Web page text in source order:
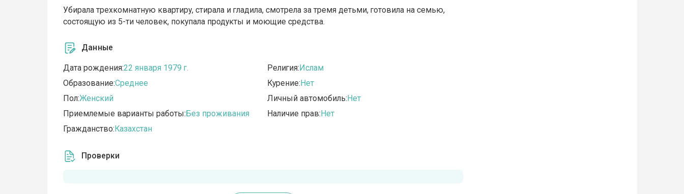
Убирала трехкомнатную квартиру, стирала и гладила, смотрела за тремя детьми, готовила на семью,
состоящую из 5-ти человек, покупала продукты и моющие средства.
Данные
Дата рождения:22 января 1979 г.
Образование:Среднее
Пол:Женский
Приемлемые варианты работы:Без проживания
Гражданство:Казахстан
Религия:Ислам
Курение:Нет
Личный автомобиль:Нет
Наличие прав:Нет
Проверки